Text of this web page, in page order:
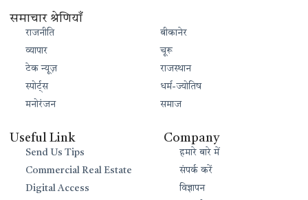
समाचार श्रेणियाँ
राजनीति
व्यापार
टेक न्यूज़
स्पोर्ट्स
मनोरंजन
बीकानेर
चूरू
राजस्थान
धर्म-ज्योतिष
समाज
Useful Link
Send Us Tips
Commercial Real Estate
Digital Access
Company
हमारे बारे में
संपर्क करें
विज्ञापन